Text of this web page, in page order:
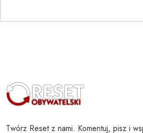
Twórz Reset z nami. Komentuj, pisz i